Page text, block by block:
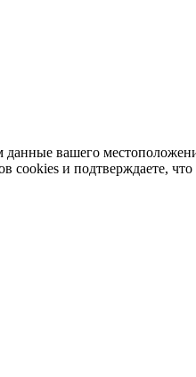
данные вашего
cookies и подтверждаете,